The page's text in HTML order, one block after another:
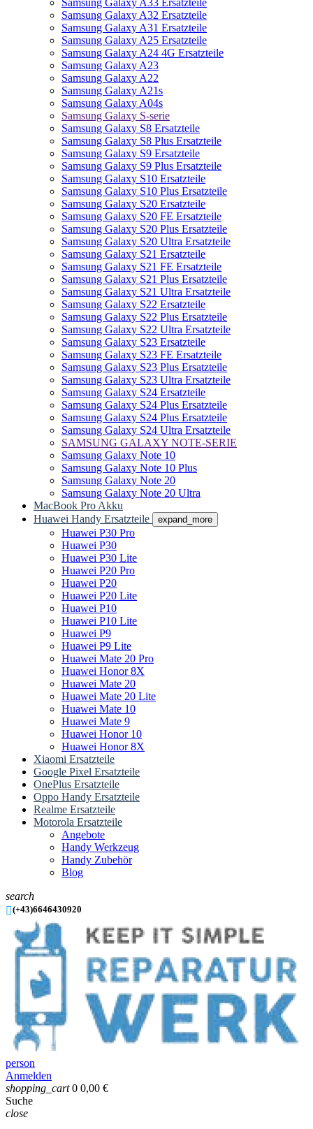
Samsung Galaxy A32 Ersatzteile
Samsung Galaxy A31 Ersatzteile
Samsung Galaxy A25 Ersatzteile
Samsung Galaxy A24 4G Ersatzteile
Samsung Galaxy A23
Samsung Galaxy A22
Samsung Galaxy A21s
Samsung Galaxy A04s
Samsung Galaxy S-serie
Samsung Galaxy S8 Ersatzteile
Samsung Galaxy S8 Plus Ersatzteile
Samsung Galaxy S9 Ersatzteile
Samsung Galaxy S9 Plus Ersatzteile
Samsung Galaxy S10 Ersatzteile
Samsung Galaxy S10 Plus Ersatzteile
Samsung Galaxy S20 Ersatzteile
Samsung Galaxy S20 FE Ersatzteile
Samsung Galaxy S20 Plus Ersatzteile
Samsung Galaxy S20 Ultra Ersatzteile
Samsung Galaxy S21 Ersatzteile
Samsung Galaxy S21 FE Ersatzteile
Samsung Galaxy S21 Plus Ersatzteile
Samsung Galaxy S21 Ultra Ersatzteile
Samsung Galaxy S22 Ersatzteile
Samsung Galaxy S22 Plus Ersatzteile
Samsung Galaxy S22 Ultra Ersatzteile
Samsung Galaxy S23 Ersatzteile
Samsung Galaxy S23 FE Ersatzteile
Samsung Galaxy S23 Plus Ersatzteile
Samsung Galaxy S23 Ultra Ersatzteile
Samsung Galaxy S24 Ersatzteile
Samsung Galaxy S24 Plus Ersatzteile
Samsung Galaxy S24 Plus Ersatzteile
Samsung Galaxy S24 Ultra Ersatzteile
SAMSUNG GALAXY NOTE-SERIE
Samsung Galaxy Note 10
Samsung Galaxy Note 10 Plus
Samsung Galaxy Note 20
Samsung Galaxy Note 20 Ultra
MacBook Pro Akku
Huawei Handy Ersatzteile
expand_more
Huawei P30 Pro
Huawei P30
Huawei P30 Lite
Huawei P20 Pro
Huawei P20
Huawei P20 Lite
Huawei P10
Huawei P10 Lite
Huawei P9
Huawei P9 Lite
Huawei Mate 20 Pro
Huawei Honor 8X
Huawei Mate 20
Huawei Mate 20 Lite
Huawei Mate 10
Huawei Mate 9
Huawei Honor 10
Huawei Honor 8X
Xiaomi Ersatzteile
Google Pixel Ersatzteile
OnePlus Ersatzteile
Oppo Handy Ersatzteile
Realme Ersatzteile
Motorola Ersatzteile
Angebote
Handy Werkzeug
Handy Zubehör
Blog
search
(+43)6646430920
person
Anmelden
shopping_cart 0 0,00 €
Suche
close